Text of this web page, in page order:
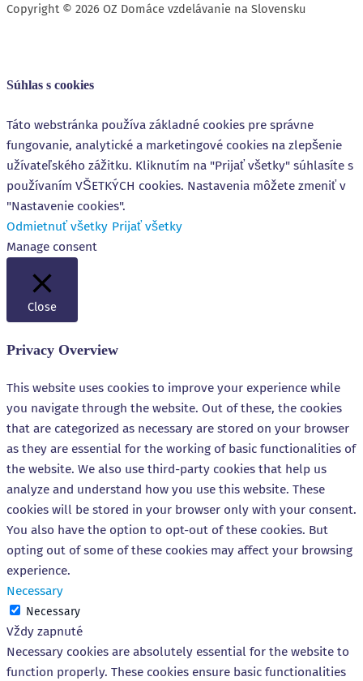
Copyright © 2026 OZ Domáce vzdelávanie na Slovensku
Súhlas s cookies
Táto webstránka používa základné cookies pre správne
fungovanie, analytické a marketingové cookies na zlepšenie
užívateľského zážitku. Kliknutím na "Prijať všetky" súhlasíte s
používaním VŠETKÝCH cookies. Nastavenia môžete zmeniť v
"Nastavenie cookies".
Odmietnuť všetky Prijať všetky
Manage consent
Close
Privacy Overview
This website uses cookies to improve your experience while
you navigate through the website. Out of these, the cookies
that are categorized as necessary are stored on your browser
as they are essential for the working of basic functionalities of
the website. We also use third-party cookies that help us
analyze and understand how you use this website. These
cookies will be stored in your browser only with your consent.
You also have the option to opt-out of these cookies. But
opting out of some of these cookies may affect your browsing
experience.
Necessary
Necessary
Vždy zapnuté
Necessary cookies are absolutely essential for the website to
function properly. These cookies ensure basic functionalities